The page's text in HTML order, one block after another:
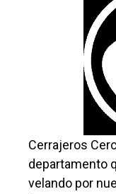
Cerrajeros
departamento
velando por